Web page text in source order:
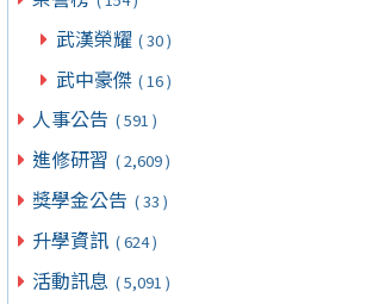
武漢榮耀 ( 30 )
武中豪傑 ( 16 )
人事公告 ( 591 )
進修研習 ( 2,609 )
獎學金公告 ( 33 )
升學資訊 ( 624 )
活動訊息 ( 5,091 )